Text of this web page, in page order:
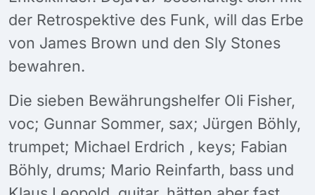
der Retrospektive des Funk, will das Erbe
von James Brown und den Sly Stones
bewahren.
Die sieben Bewährungshelfer Oli Fisher,
voc; Gunnar Sommer, sax; Jürgen Böhly,
trumpet; Michael Erdrich , keys; Fabian
Böhly, drums; Mario Reinfarth, bass und